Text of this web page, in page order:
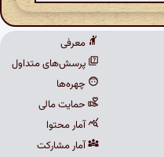
معرفی
پرسش‌های متداول
چهره‌ها
حمایت مالی
آمار محتوا
آمار مشارکت